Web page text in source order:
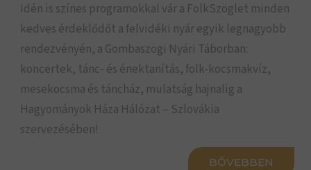
Idén is színes programokkal vár a FolkSzöglet minden
kedves érdeklődőt a felvidéki nyár egyik legnagyobb
rendezvényén, a Gombaszögi Nyári Táborban:
koncertek, tánc- és énektanítás, folk-kocsmakvíz,
mesekocsma és táncház, mulatság hajnalig a
Hagyományok Háza Hálózat – Szlovákia
szervezésében!
BŐVEBBEN